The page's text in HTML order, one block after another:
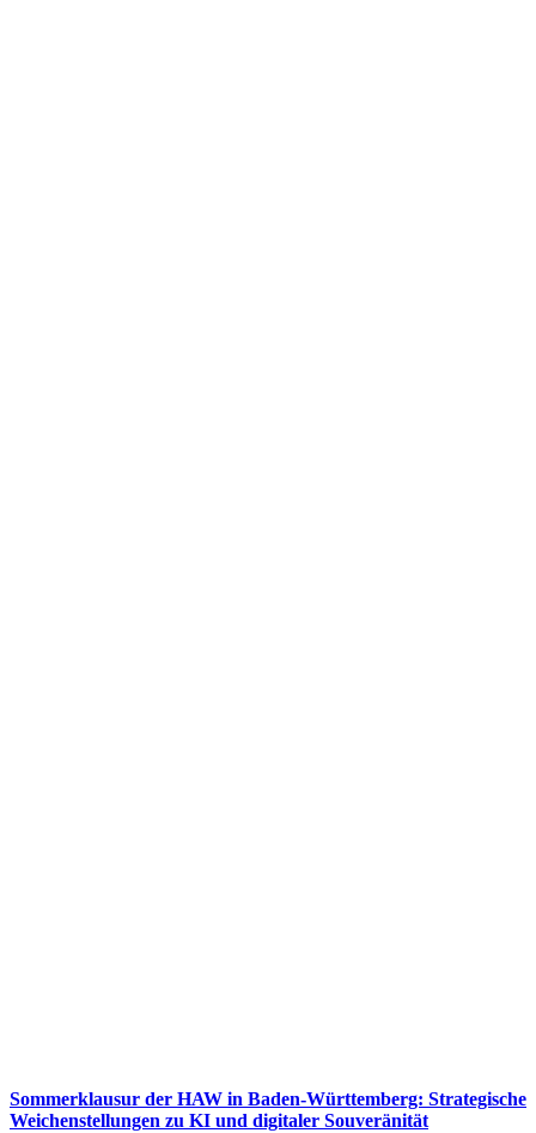
Sommerklausur der HAW in Baden-Württemberg: Strategische
Weichenstellungen zu KI und digitaler Souveränität